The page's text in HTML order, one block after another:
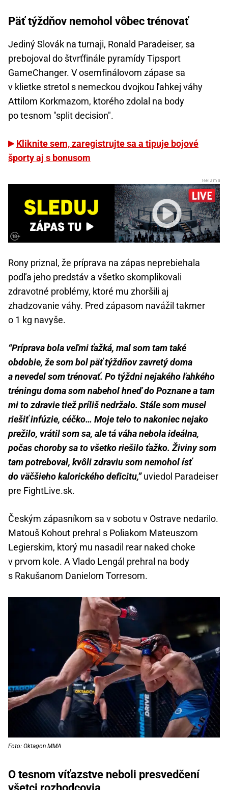
Päť týždňov nemohol vôbec trénovať
Jediný Slovák na turnaji, Ronald Paradeiser, sa
prebojoval do štvrťfinále pyramídy Tipsport
GameChanger. V osemfinálovom zápase sa
v klietke stretol s nemeckou dvojkou ľahkej váhy
Attilom Korkmazom, ktorého zdolal na body
po tesnom "split decision".
Kliknite sem, zaregistrujte sa a tipuje bojové
športy aj s bonusom
Rony priznal, že príprava na zápas neprebiehala
podľa jeho predstáv a všetko skomplikovali
zdravotné problémy, ktoré mu zhoršili aj
zhadzovanie váhy. Pred zápasom navážil takmer
o 1 kg navyše.
“Príprava bola veľmi ťažká, mal som tam také
obdobie, že som bol päť týždňov zavretý doma
a nevedel som trénovať. Po týždni nejakého ľahkého
tréningu doma som nabehol hneď do Poznane a tam
mi to zdravie tiež príliš nedržalo. Stále som musel
riešiť infúzie, céčko… Moje telo to nakoniec nejako
prežilo, vrátil som sa, ale tá váha nebola ideálna,
počas choroby sa to všetko riešilo ťažko. Živiny som
tam potreboval, kvôli zdraviu som nemohol ísť
do väčšieho kalorického deficitu,”uviedol Paradeiser
pre FightLive.sk.
Českým zápasníkom sa v sobotu v Ostrave nedarilo.
Matouš Kohout prehral s Poliakom Mateuszom
Legierskim, ktorý mu nasadil rear naked choke
v prvom kole. A Vlado Lengál prehral na body
s Rakušanom Danielom Torresom.
Foto: Oktagon MMA
O tesnom víťazstve neboli presvedčení